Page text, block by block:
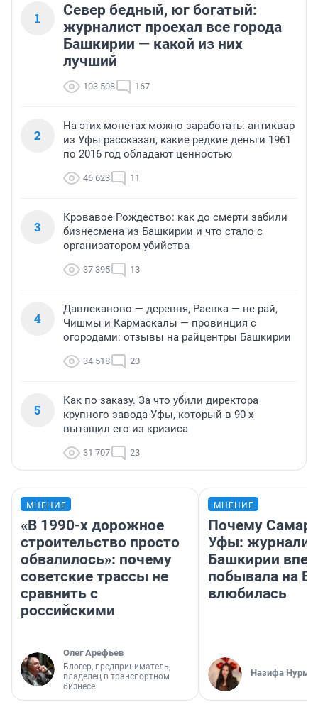
1
Север бедный, юг богатый:
журналист проехал все города
Башкирии — какой из них
лучший
103 508 167
2
На этих монетах можно заработать: антиквар
из Уфы рассказал, какие редкие деньги 1961
по 2016 год обладают ценностью
46 623 11
3
Кровавое Рождество: как до смерти забили
бизнесмена из Башкирии и что стало с
организатором убийства
37 395 13
4
Давлеканово — деревня, Раевка — не рай,
Чишмы и Кармаскалы — провинция с
огородами: отзывы на райцентры Башкирии
34 518 20
5
Как по заказу. За что убили директора
крупного завода Уфы, который в 90-х
вытащил его из кризиса
31 707 23
МНЕНИЕ
«В 1990-х дорожное
строительство просто
обвалилось»: почему
советские трассы не
сравнить с
российскими
Олег Арефьев
Блогер, предприниматель,
владелец в транспортном
бизнесе
МНЕНИЕ
Почему
Уфы:
Башкирии
побывала на
влюбилась
Назифа